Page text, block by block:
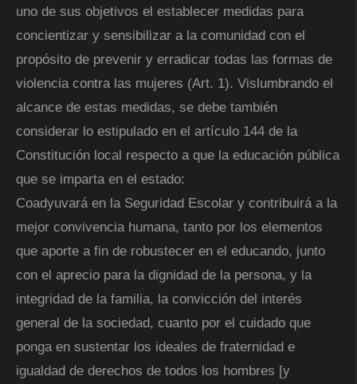
uno de sus objetivos el establecer medidas para
concientizar y sensibilizar a la comunidad con el
propósito de prevenir y erradicar todas las formas de
violencia contra las mujeres (Art. 1). Vislumbrando el
alcance de estas medidas, se debe también
considerar lo estipulado en el artículo 144 de la
Constitución local respecto a que la educación pública
que se imparta en el estado:
Coadyuvará en la Seguridad Escolar y contribuirá a la
mejor convivencia humana, tanto por los elementos
que aporte a fin de robustecer en el educando, junto
con el aprecio para la dignidad de la persona, y la
integridad de la familia, la convicción del interés
general de la sociedad, cuanto por el cuidado que
ponga en sustentar los ideales de fraternidad e
igualdad de derechos de todos los hombres [y